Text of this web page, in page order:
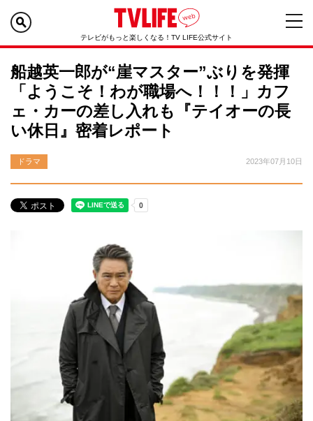
テレビがもっと楽しくなる！TV LIFE公式サイト
船越英一郎が“崖マスター”ぶりを発揮
「ようこそ！わが職場へ！！！」カフ
ェ・カーの差し入れも『テイオーの長
い休日』密着レポート
ドラマ 2023年07月10日